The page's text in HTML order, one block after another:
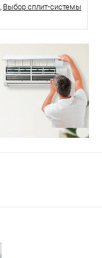
, Выбор сплит-системы